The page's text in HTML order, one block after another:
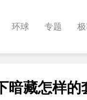
环球 专题
职教院 酒道
暗藏怎样的